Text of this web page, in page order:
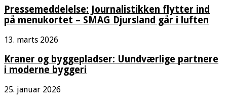
Pressemeddelelse: Journalistikken flytter ind
på menukortet – SMAG Djursland går i luften
13. marts 2026
Kraner og byggepladser: Uundværlige partnere
i moderne byggeri
25. januar 2026